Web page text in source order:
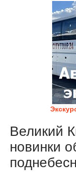
Великий
новинки